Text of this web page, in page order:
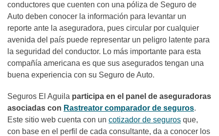
conductores que cuenten con una póliza de Seguro de
Auto deben conocer la información para levantar un
reporte ante la aseguradora, pues circular por cualquier
avenida del país puede representar un peligro latente para
la seguridad del conductor. Lo más importante para esta
compañía americana es que sus asegurados tengan una
buena experiencia con su Seguro de Auto.
Seguros El Aguila participa en el panel de aseguradoras
asociadas con Rastreator comparador de seguros.
Este sitio web cuenta con un cotizador de seguros que,
con base en el perfil de cada consultante, da a conocer los